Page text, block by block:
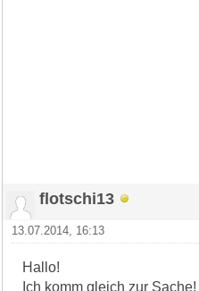
flotschi13
13.07.2014, 16:13
Hallo!
Ich komm gleich zur Sache!